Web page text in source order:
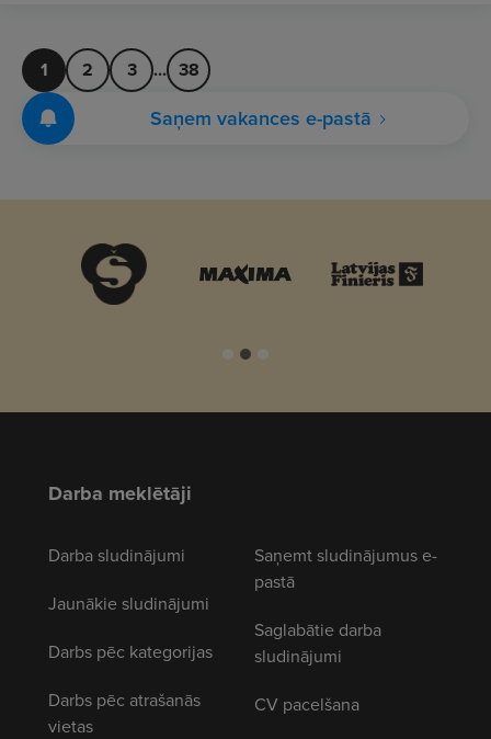
1 2 3 ... 38
Saņem vakances e-pastā
Darba meklētāji
Darba sludinājumi
Jaunākie sludinājumi
Darbs pēc kategorijas
Darbs pēc atrašanās
vietas
Saņemt sludinājumus e-
pastā
Saglabātie darba
sludinājumi
CV pacelšana